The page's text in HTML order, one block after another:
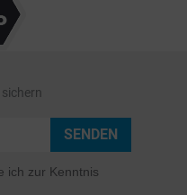
SENDEN
ich zur Kenntnis